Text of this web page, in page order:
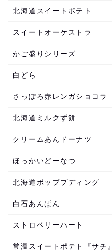
北海道スイートポテト
スイートオーケストラ
かご盛りシリーズ
白どら
さっぽろ赤レンガショコラ
北海道ミルクず餅
クリームあんドーナツ
ほっかいどーなつ
北海道ポッププディング
白石あんぱん
ストロベリーハート
常温スイートポテト『サチ』